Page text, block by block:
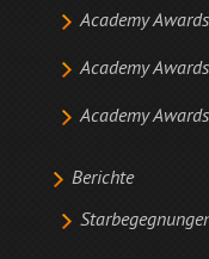
Academy
Academy
Academy
Berichte